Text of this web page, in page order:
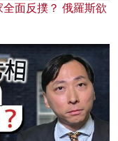
面反撲？ 俄羅斯欲